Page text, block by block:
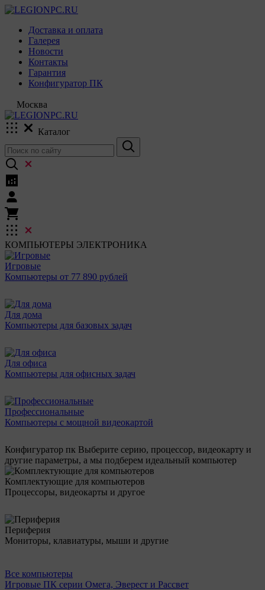
Доставка и оплата
Галерея
Новости
Контакты
Гарантия
Конфигуратор ПК
Москва
Каталог
КОМПЬЮТЕРЫ ЭЛЕКТРОНИКА
Игровые
Компьютеры от 77 890 рублей
Для дома
Компьютеры для базовых задач
Для офиса
Компьютеры для офисных задач
Профессиональные
Компьютеры с мощной видеокартой
Конфигуратор пк Выберите серию, процессор, видеокарту и
другие параметры, а мы подберем идеальный компьютер
Комплектующие для компьютеров
Процессоры, видеокарты и другое
Периферия
Мониторы, клавиатуры, мыши и другие
Все компьютеры
Игровые ПК серии Омега, Эверест и Рассвет